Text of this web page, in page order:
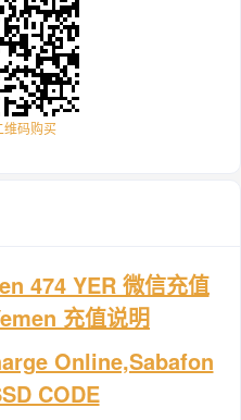
维码购买
474 YER 微信充值
充值说明
Online,Sabafon
CODE